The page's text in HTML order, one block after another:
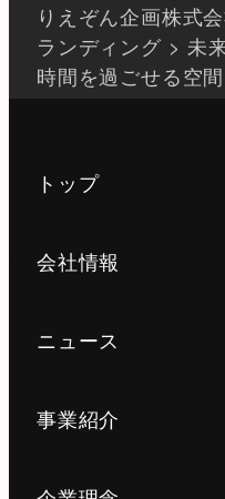
りえぞん企画株式
ランディング > 未
時間を過ごせる空
トップ
会社情報
ニュース
事業紹介